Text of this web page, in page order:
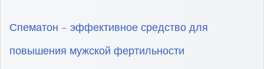
Спематон – эффективное средство для
повышения мужской фертильности